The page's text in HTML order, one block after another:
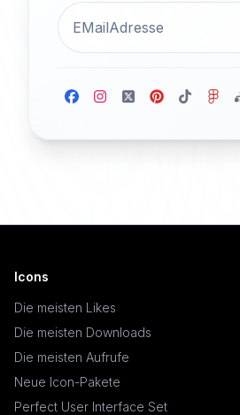
Icons
Die meisten Likes
Die meisten Downloads
Die meisten Aufrufe
Neue Icon-Pakete
Perfect User Interface Set